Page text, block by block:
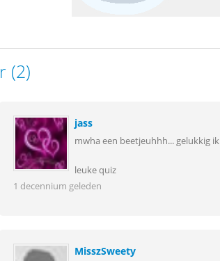
(2)
jass
mwha een beetjeuhhh... gelukkig
leuke quiz
1 decennium geleden
MisszSweety